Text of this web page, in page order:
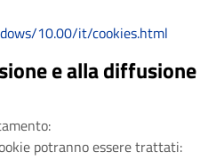
10.00/it/cookies.html
e alla diffusione
potranno essere trattati: